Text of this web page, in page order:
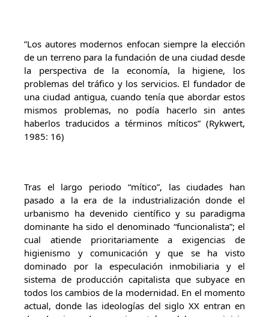
”Los autores modernos enfocan siempre la elección
de un terreno para la fundación de una ciudad desde
la perspectiva de la economía, la higiene, los
problemas del tráfico y los servicios. El fundador de
una ciudad antigua, cuando tenía que abordar estos
mismos problemas, no podía hacerlo sin antes
haberlos traducidos a términos míticos” (Rykwert,
1985: 16)
Tras el largo periodo “mítico”, las ciudades han
pasado a la era de la industrialización donde el
urbanismo ha devenido científico y su paradigma
dominante ha sido el denominado “funcionalista”; el
cual atiende prioritariamente a exigencias de
higienismo y comunicación y que se ha visto
dominado por la especulación inmobiliaria y el
sistema de producción capitalista que subyace en
todos los cambios de la modernidad. En el momento
actual, donde las ideologías del siglo XX entran en